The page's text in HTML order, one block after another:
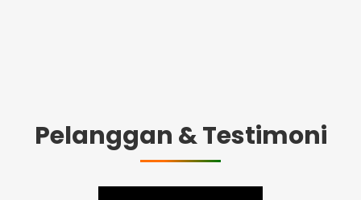
Pelanggan & Testimoni